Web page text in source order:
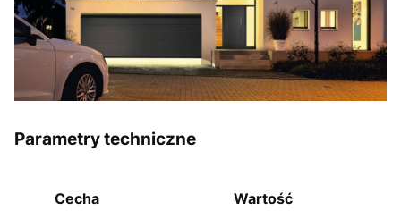
Parametry techniczne
Cecha Wartość